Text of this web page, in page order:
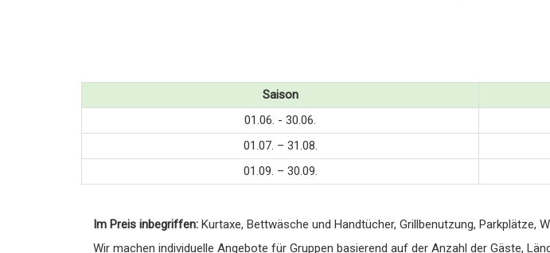
Saison
01.06. - 30.06.
01.07. – 31.08.
01.09. – 30.09.
Im Preis inbegriffen: Kurtaxe, Bettwäsche und Handtücher, Grillbenutzung, Parkplätze,
Wir machen individuelle Angebote für Gruppen basierend auf der Anzahl der Gäste,